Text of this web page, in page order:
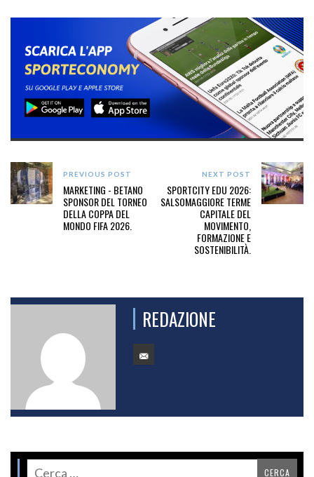
PREVIOUS POST
MARKETING - BETANO
SPONSOR DEL TORNEO
DELLA COPPA DEL
MONDO FIFA 2026.
NEXT POST
SPORTCITY EDU 2026:
SALSOMAGGIORE TERME
CAPITALE DEL
MOVIMENTO,
FORMAZIONE E
SOSTENIBILITÀ.
REDAZIONE